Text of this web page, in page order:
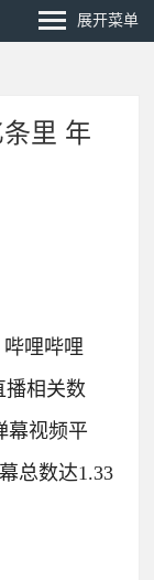
展开菜单
里 年
哩哔哩
播相关数
幕视频平
总数达1.33